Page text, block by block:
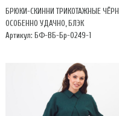
БРЮКИ-СКИННИ ТРИКОТАЖНЫЕ
ОСОБЕННО УДАЧНО, БЛЭК
Артикул: БФ-ВБ-Бр-0249-1